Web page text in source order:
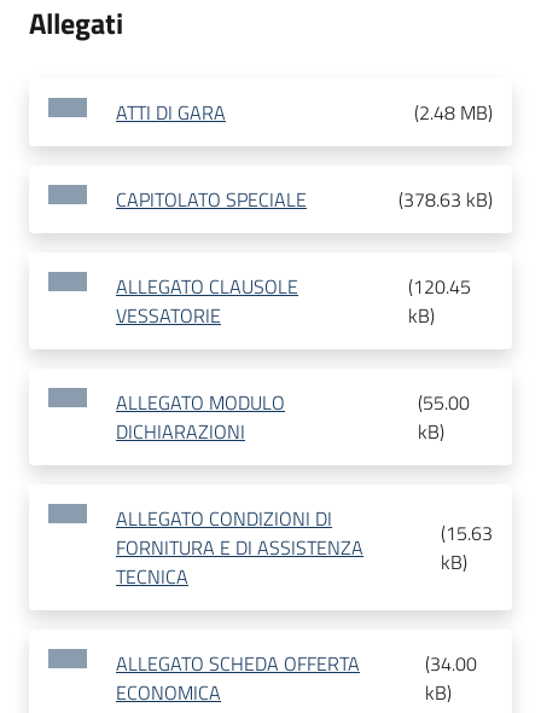
Allegati
ATTI DI GARA (2.48 MB)
CAPITOLATO SPECIALE (378.63 kB)
ALLEGATO CLAUSOLE
VESSATORIE
(120.45
kB)
ALLEGATO MODULO
DICHIARAZIONI
(55.00
kB)
ALLEGATO CONDIZIONI DI
FORNITURA E DI ASSISTENZA
TECNICA
(15.63
kB)
ALLEGATO SCHEDA OFFERTA
ECONOMICA
(34.00
kB)